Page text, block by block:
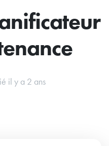
il y a 2 ans